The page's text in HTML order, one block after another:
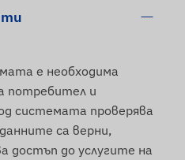
е необходима
потребител и
системата проверява
са верни,
достъп до услугите на